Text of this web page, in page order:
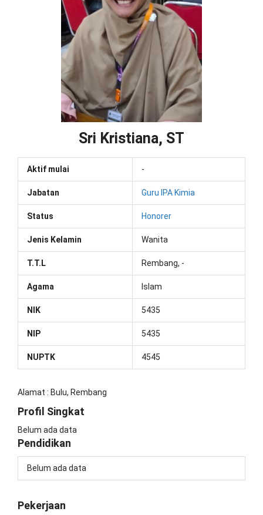
Sri Kristiana, ST
Aktif mulai -
Jabatan Guru IPA Kimia
Status Honorer
Jenis Kelamin Wanita
T.T.L Rembang, -
Agama Islam
NIK 5435
NIP 5435
NUPTK 4545
Alamat : Bulu, Rembang
Profil Singkat
Belum ada data
Pendidikan
Belum ada data
Pekerjaan